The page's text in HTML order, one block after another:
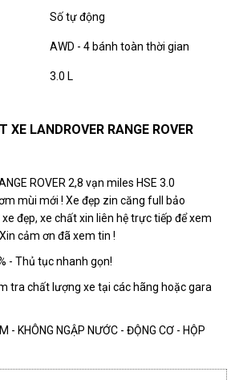
Số tự động
AWD - 4 bánh toàn thời gian
3.0 L
XE LANDROVER RANGE ROVER
ROVER 2,8 vạn miles HSE 3.0
mùi mới ! Xe đẹp zin căng full bảo
đẹp, xe chất xin liên hệ trực tiếp để xem
cảm ơn đã xem tin !
- Thủ tục nhanh gọn!
tra chất lượng xe tại các hãng hoặc gara
- KHÔNG NGẬP NƯỚC - ĐỘNG CƠ - HỘP